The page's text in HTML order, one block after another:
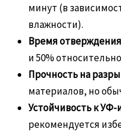
минут (в
влажности).
Время
и 50%
Прочность на
материалов, но
Устойчивость к
рекомендуется